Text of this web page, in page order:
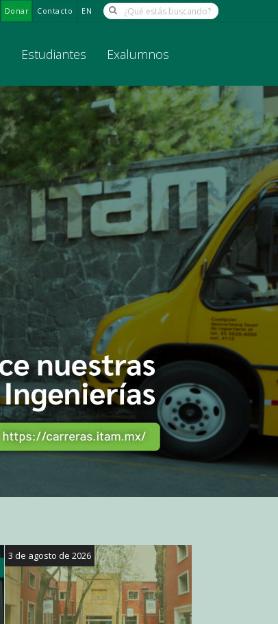
Donar Contacto EN
Estudiantes Exalumnos
3 de agosto de 2026